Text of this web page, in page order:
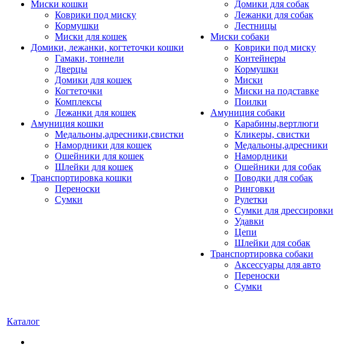
Миски кошки
Коврики под миску
Кормушки
Миски для кошек
Домики, лежанки, когтеточки кошки
Гамаки, тоннели
Дверцы
Домики для кошек
Когтеточки
Комплексы
Лежанки для кошек
Амуниция кошки
Медальоны,адресники,свистки
Намордники для кошек
Ошейники для кошек
Шлейки для кошек
Транспортировка кошки
Переноски
Сумки
Домики для собак
Лежанки для собак
Лестницы
Миски собаки
Коврики под миску
Контейнеры
Кормушки
Миски
Миски на подставке
Поилки
Амуниция собаки
Карабины,вертлюги
Кликеры, свистки
Медальоны,адресники
Намордники
Ошейники для собак
Поводки для собак
Ринговки
Рулетки
Сумки для дрессировки
Удавки
Цепи
Шлейки для собак
Транспортировка собаки
Аксессуары для авто
Переноски
Сумки
Каталог